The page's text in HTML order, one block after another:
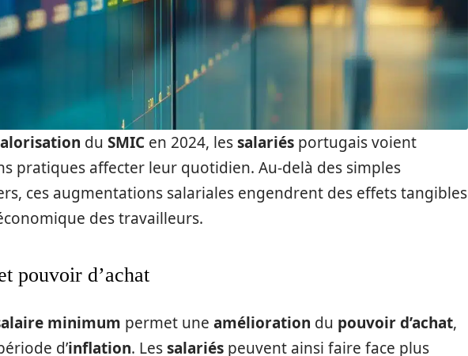
du SMIC en 2024, lessalariés portugais voient
pratiques affecter leur quotidien. Au-delà des simples
ces augmentations salariales engendrent des effets tangibles
des travailleurs.
pouvoir d’achat
minimum permet une amélioration du pouvoir d’achat,
d’inflation. Lessalariés peuvent ainsi faire face plus